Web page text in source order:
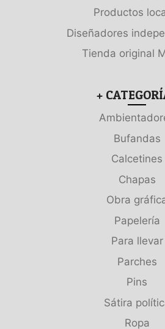
Productos
Diseñadores
Tienda original
+
Bufandas
Calcetines
Chapas
Obra
Papelería
Para llevar
Parches
Pins
Sátira
Ropa